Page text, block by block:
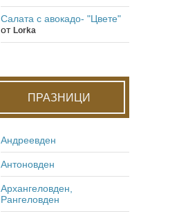
Салата с авокадо- "Цвете"
от Lorka
ПРАЗНИЦИ
Андреевден
Антоновден
Архангеловден,
Рангеловден